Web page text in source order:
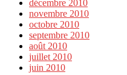
décembre 2010
novembre 2010
octobre 2010
septembre 2010
août 2010
juillet 2010
juin 2010